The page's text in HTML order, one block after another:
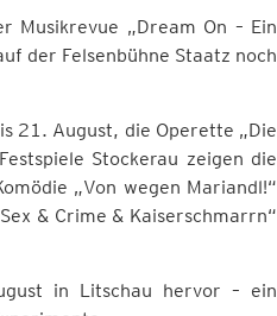
Musikrevue „Dream On – Ein
der Felsenbühne Staatz noch
21. August, die Operette „Die
Stockerau zeigen die
„Von wegen Mariandl!“
& Crime & Kaiserschmarrn“
in Litschau hervor – ein